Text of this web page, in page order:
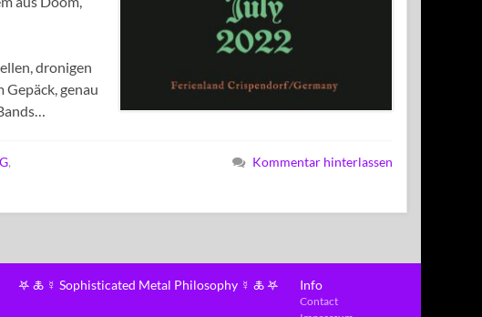
dronigen
genau
,
Kommentar hinterlassen
𖤐 🜏 ☿ Sophisticated Metal Philosophy ☿ 🜏 𖤐 Info
Contact